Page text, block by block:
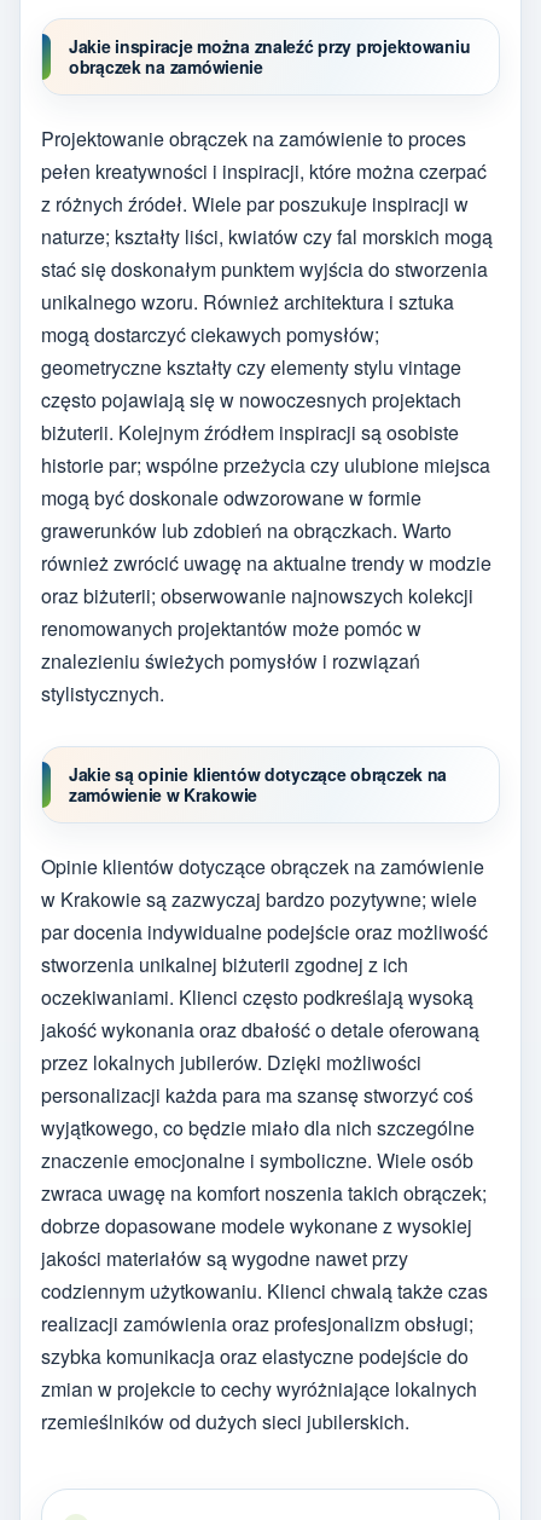
Jakie inspiracje można znaleźć przy projektowaniu
obrączek na zamówienie
Projektowanie obrączek na zamówienie to proces
pełen kreatywności i inspiracji, które można czerpać
z różnych źródeł. Wiele par poszukuje inspiracji w
naturze; kształty liści, kwiatów czy fal morskich mogą
stać się doskonałym punktem wyjścia do stworzenia
unikalnego wzoru. Również architektura i sztuka
mogą dostarczyć ciekawych pomysłów;
geometryczne kształty czy elementy stylu vintage
często pojawiają się w nowoczesnych projektach
biżuterii. Kolejnym źródłem inspiracji są osobiste
historie par; wspólne przeżycia czy ulubione miejsca
mogą być doskonale odwzorowane w formie
grawerunków lub zdobień na obrączkach. Warto
również zwrócić uwagę na aktualne trendy w modzie
oraz biżuterii; obserwowanie najnowszych kolekcji
renomowanych projektantów może pomóc w
znalezieniu świeżych pomysłów i rozwiązań
stylistycznych.
Jakie są opinie klientów dotyczące obrączek na
zamówienie w Krakowie
Opinie klientów dotyczące obrączek na zamówienie
w Krakowie są zazwyczaj bardzo pozytywne; wiele
par docenia indywidualne podejście oraz możliwość
stworzenia unikalnej biżuterii zgodnej z ich
oczekiwaniami. Klienci często podkreślają wysoką
jakość wykonania oraz dbałość o detale oferowaną
przez lokalnych jubilerów. Dzięki możliwości
personalizacji każda para ma szansę stworzyć coś
wyjątkowego, co będzie miało dla nich szczególne
znaczenie emocjonalne i symboliczne. Wiele osób
zwraca uwagę na komfort noszenia takich obrączek;
dobrze dopasowane modele wykonane z wysokiej
jakości materiałów są wygodne nawet przy
codziennym użytkowaniu. Klienci chwalą także czas
realizacji zamówienia oraz profesjonalizm obsługi;
szybka komunikacja oraz elastyczne podejście do
zmian w projekcie to cechy wyróżniające lokalnych
rzemieślników od dużych sieci jubilerskich.